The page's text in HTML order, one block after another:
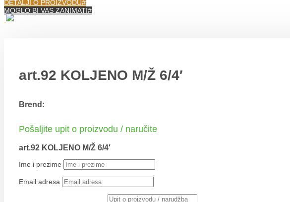
DETALJI O PROIZVODU
MOGLO BI VAS ZANIMATI
art.92 KOLJENO M/Ž 6/4′
Brend:
Pošaljite upit o proizvodu / naručite
art.92 KOLJENO M/Ž 6/4′
Ime i prezime
Email adresa